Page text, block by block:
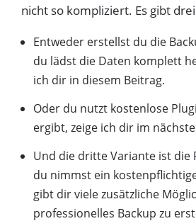
nicht so kompliziert. Es gibt
Entweder erstellst du die
du lädst die Daten komplett
ich dir in diesem Beitrag.
Oder du nutzt kostenlose
ergibt, zeige ich dir im
Und die dritte Variante ist die
du nimmst ein
gibt dir viele zusätzliche
professionelles Backup zu